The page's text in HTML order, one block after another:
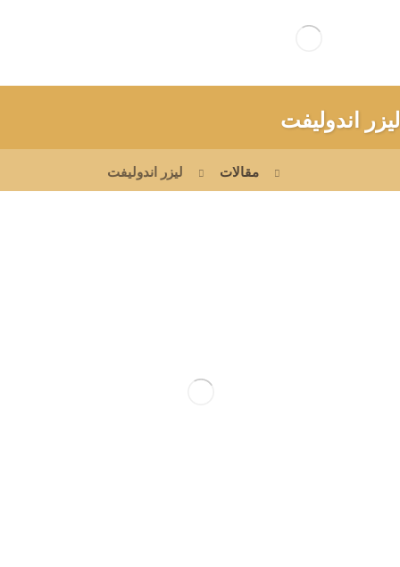
لیزر اندولیفت
مقالات لیزر اندولیفت